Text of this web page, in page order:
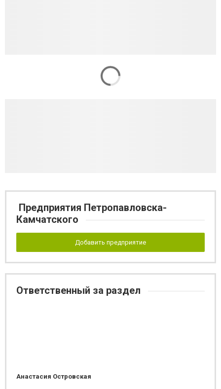
Предприятия Петропавловска-
Камчатского
Добавить предприятие
Ответственный за раздел
Анастасия Островская